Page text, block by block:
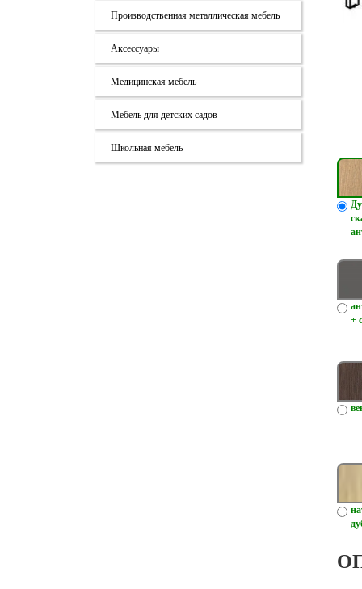
Производственная металлическая мебель
Аксессуары
Медицинская мебель
Мебель для детских садов
Школьная мебель
+